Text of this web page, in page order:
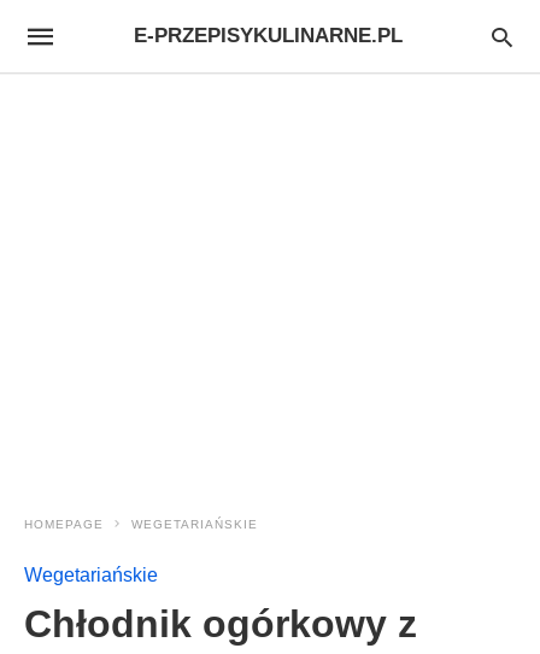
E-PRZEPISYKULINARNE.PL
HOMEPAGE WEGETARIAŃSKIE
Wegetariańskie
Chłodnik ogórkowy z